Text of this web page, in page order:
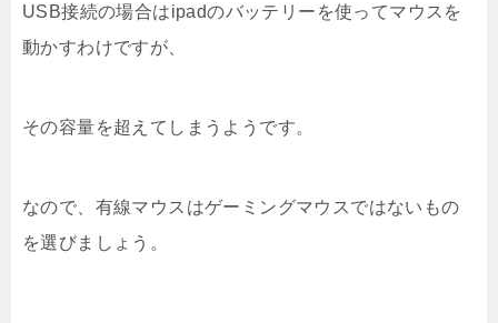
USB接続の場合はipadのバッテリーを使ってマウスを
動かすわけですが、
その容量を超えてしまうようです。
なので、有線マウスはゲーミングマウスではないもの
を選びましょう。